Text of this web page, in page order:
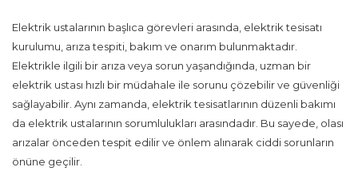
Elektrik ustalarının başlıca görevleri arasında, elektrik tesisatı
kurulumu, arıza tespiti, bakım ve onarım bulunmaktadır.
Elektrikle ilgili bir arıza veya sorun yaşandığında, uzman bir
elektrik ustası hızlı bir müdahale ile sorunu çözebilir ve güvenliği
sağlayabilir. Aynı zamanda, elektrik tesisatlarının düzenli bakımı
da elektrik ustalarının sorumlulukları arasındadır. Bu sayede, olası
arızalar önceden tespit edilir ve önlem alınarak ciddi sorunların
önüne geçilir.